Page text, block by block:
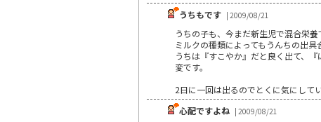
うちもです | 2009/08/21
うちの子も、今まだ新生児で混合栄養
ミルクの種類によってもうんちの出具
うちは『すこやか』だと良く出て、
変です。
2日に一回は出るのでとくに気にして
心配ですよね | 2009/08/21